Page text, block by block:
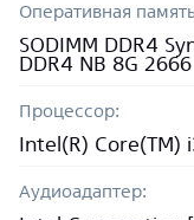
Оперативная
SODIMM DDR4
DDR4 NB 8G 2666
Процессор:
Intel(R) Core(TM)
Аудиоадаптер: